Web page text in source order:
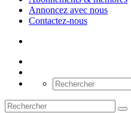
Annoncez avec nous
Contactez-nous